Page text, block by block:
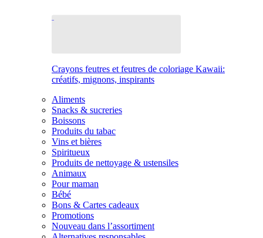
Crayons feutres et feutres de coloriage Kawaii:
créatifs, mignons, inspirants
Aliments
Snacks & sucreries
Boissons
Produits du tabac
Vins et bières
Spiritueux
Produits de nettoyage & ustensiles
Animaux
Pour maman
Bébé
Bons & Cartes cadeaux
Promotions
Nouveau dans l’assortiment